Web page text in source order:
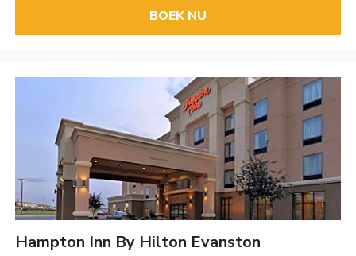
BOEK NU
Hampton Inn By Hilton Evanston